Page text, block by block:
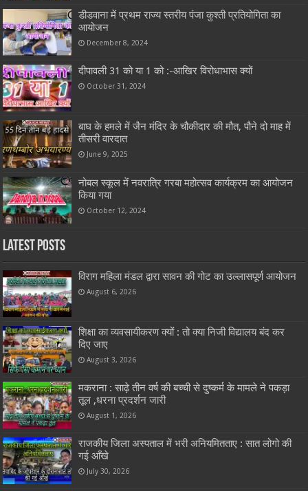
डीडवाना में प्रथम राज्य स्तरीय पंजा कुश्ती प्रतियोगिता का
आयोजन
December 8, 2024
दीपावली 31 को या 1 को :-आखिर विरोधाभास क्यों
October 31, 2024
बाघ के हमले में जैन मंदिर के चौकीदार की मौत, पौने दो माह में
तीसरी वारदात
June 9, 2025
नोबल स्कूल में नवरात्रि गरबा महोत्सव कार्यक्रम का आयोजन
किया गया
October 12, 2024
Latest Posts
विराग महिला मंडल द्वारा सावन की गोट का उल्लासपूर्ण आयोजन
August 6, 2026
शिक्षा का व्यवसायीकरण क्यों : तो क्या निजी विद्यालय बंद कर
दिए जाए
August 3, 2026
मकराना : साढ़े तीन वर्ष की बच्ची से दुष्कर्म के मामले ने पकड़ा
तूल ,धरना प्रदर्शन जारी
August 1, 2026
राजकीय जिला अस्पताल में भरी अनियमितताए : सात लोगो की
गई आँखे
July 30, 2026